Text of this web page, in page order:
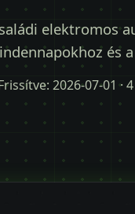
elektromos
és
2026-07-01 ·